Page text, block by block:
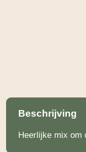
Beschrijving
Heerlijke mix om